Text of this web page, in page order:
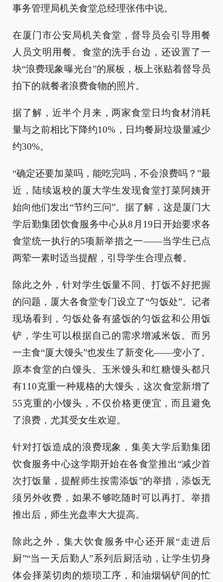
事务管理局机关食堂总经理张伟中说。
在厦门市公安局机关食堂，督导员会引导用餐
人员文明用餐。食堂的洗手台边，还设置了一
块“浪费现象曝光台”的展板，板上张贴着督导员
拍下的就餐者浪费食物的照片。
据了解，近半个月来，两家食堂日均食材消耗
量与之前相比下降约10%，日均餐厨垃圾量减少
约30%。
“确定还要加菜吗，能吃完吗，不会浪费吗？”最
近，陆续返校的厦大学生发现食堂打菜阿姨开
始向他们发出“节约三问”。据了解，这是厦门大
学后勤集团饮食服务中心从8月19日开始要求各
食堂统一执行的5项新举措之一——当学生已点
两荤一素时适当提醒，引导学生合理点餐。
除此之外，针对学生饭量不同、打饭不好把握
的问题，厦大各食堂专门设立了“匀饭处”。记者
现场看到，匀饭处备有盛饭的匀饭盆和公用饭
铲，学生可以根据自己的需求增减米饭。而另
一主食“厦大馒头”也发生了新变化——变小了。
原本食堂的白馒头、玉米馒头和红糖馒头都只
有110克重一种规格的大馒头，这次食堂新增了
55克重的小馒头，不仅价格更便宜，而且避免
了浪费，尤其受女生欢迎。
针对打饭造成的浪费现象，集美大学后勤集团
饮食服务中心这学期开始在各食堂推出“减少首
次打饭量，提醒师生按需添饭”的举措，添饭无
须另外收费，如果不够吃随时可以再打。举措
推出后，师生光盘率大大提高。
除此之外，集大饮食服务中心还开展“走进后
厨”“当一天后勤人”系列后厨活动，让学生切身
体会择菜切肉的烦琐工序，和油烟锅铲间的忙